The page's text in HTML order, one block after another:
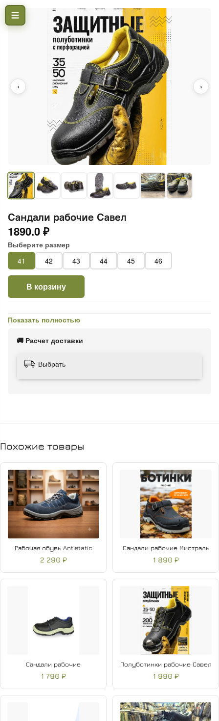
‹ ›
Сандали рабочие Савел
1890.0 ₽
Выберите размер
41
42 43 44 45 46
В корзину
Показать полностью
🚚 Расчет доставки
Выбрать
Похожие товары
Рабочая обувь Antistatic
2 290 ₽
Сандали рабочие Мистраль
1 890 ₽
Сандали рабочие
1 790 ₽
Полуботинки рабочие Савел
1 990 ₽